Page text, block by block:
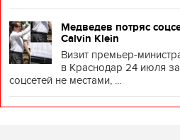
Медведев потряс
Calvin Klein
Визит премьер-
в Краснодар 24 июля
соцсетей не местами, ...